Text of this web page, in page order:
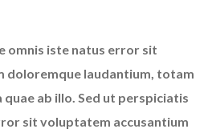
omnis iste natus error sit
doloremque laudantium, totam
quae ab illo. Sed ut perspiciatis
sit voluptatem accusantium